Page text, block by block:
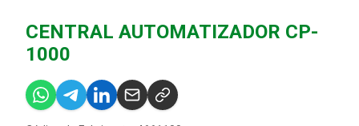
CENTRAL AUTOMATIZADOR CP-
1000